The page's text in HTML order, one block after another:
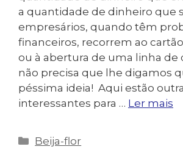
a quantidade de dinheiro que
empresários, quando têm
financeiros, recorrem ao
ou à abertura de uma linha de
não precisa que lhe digamos
péssima ideia! Aqui estão
interessantes para … Ler mais
Categorias
Beija-flor